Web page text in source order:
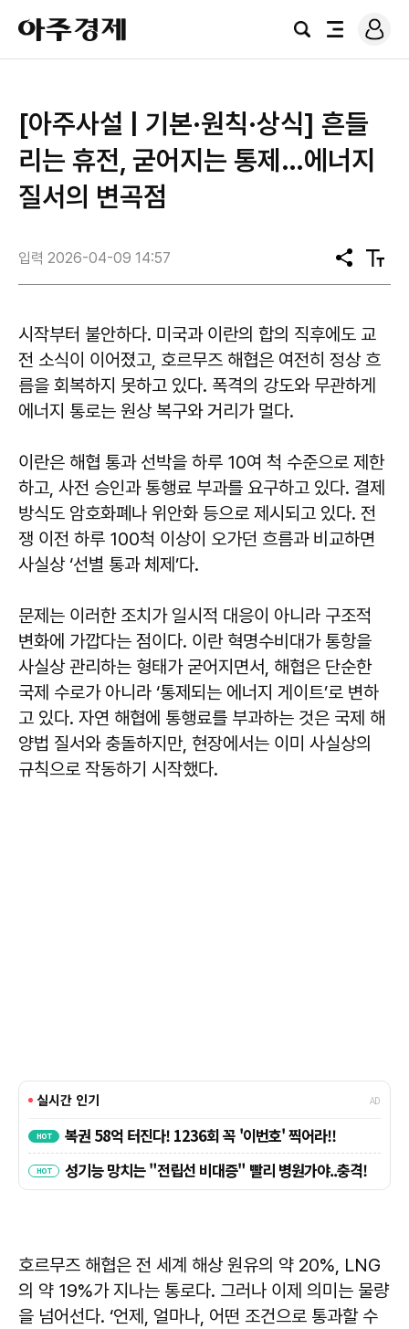
아
주
경
검
전
로
그
[아주사설 | 기본·원칙·상식] 흔들
리는 휴전, 굳어지는 통제…에너지
질서의 변곡점
입력 2026-04-09 14:57
공
유
텍
스
시작부터 불안하다. 미국과 이란의 합의 직후에도 교
전 소식이 이어졌고, 호르무즈 해협은 여전히 정상 흐
름을 회복하지 못하고 있다. 폭격의 강도와 무관하게
에너지 통로는 원상 복구와 거리가 멀다.
이란은 해협 통과 선박을 하루 10여 척 수준으로 제한
하고, 사전 승인과 통행료 부과를 요구하고 있다. 결제
방식도 암호화폐나 위안화 등으로 제시되고 있다. 전
쟁 이전 하루 100척 이상이 오가던 흐름과 비교하면
사실상 ‘선별 통과 체제’다.
문제는 이러한 조치가 일시적 대응이 아니라 구조적
변화에 가깝다는 점이다. 이란 혁명수비대가 통항을
사실상 관리하는 형태가 굳어지면서, 해협은 단순한
국제 수로가 아니라 ‘통제되는 에너지 게이트’로 변하
고 있다. 자연 해협에 통행료를 부과하는 것은 국제 해
양법 질서와 충돌하지만, 현장에서는 이미 사실상의
규칙으로 작동하기 시작했다.
호르무즈 해협은 전 세계 해상 원유의 약 20%, LNG
의 약 19%가 지나는 통로다. 그러나 이제 의미는 물량
을 넘어선다. ‘언제, 얼마나, 어떤 조건으로 통과할 수